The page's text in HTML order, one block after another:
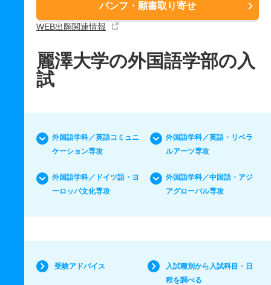
パンフ・願書取り寄せ
WEB出願関連情報
麗澤大学の外国語学部の入
試
外国語学科／英語コミュニ
ケーション専攻
外国語学科／英語・リベラ
ルアーツ専攻
外国語学科／ドイツ語・ヨ
ーロッパ文化専攻
外国語学科／中国語・アジ
アグローバル専攻
受験アドバイス
入試種別から入試科目・日
程を調べる